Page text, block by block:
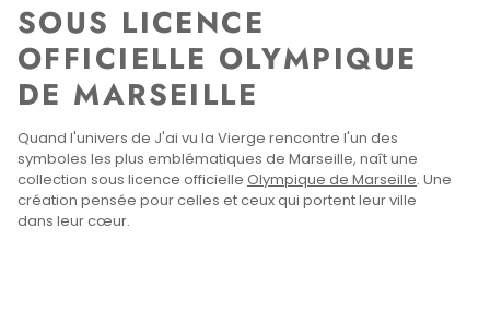
SOUS LICENCE
OFFICIELLE OLYMPIQUE
DE MARSEILLE
Quand l'univers de J'ai vu la Vierge rencontre l'un des
symboles les plus emblématiques de Marseille, naît une
collection sous licence officielle Olympique de Marseille. Une
création pensée pour celles et ceux qui portent leur ville
dans leur cœur.